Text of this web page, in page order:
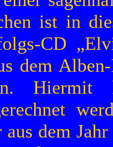
ist in
CD
dem
aus dem